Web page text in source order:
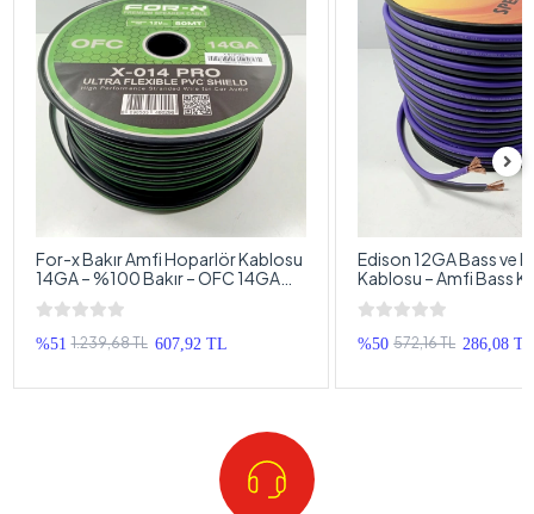
For-x Bakır Amfi Hoparlör Kablosu
14GA – %100 Bakır – OFC 14GA
Anfi Bass Kablosu – 5 Metre
%51 1.239,68 TL 607,92 TL
Edison 12GA Bass ve
Kablosu – Amfi Bass
– 5 Metre
%50 572,16 TL 286,08